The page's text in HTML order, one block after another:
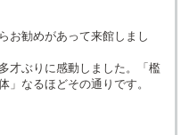
お勧めがあって来館しまし
才ぶりに感動しました。「檻
」なるほどその通りです。